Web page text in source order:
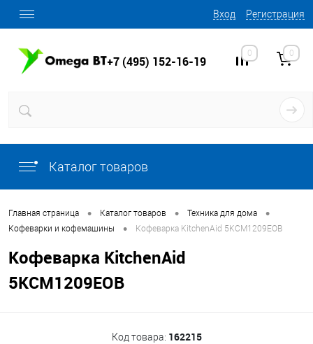
Вход Регистрация
+7 (495) 152-16-19
0 0
Каталог товаров
Главная страница • Каталог товаров • Техника для дома •
Кофеварки и кофемашины • Кофеварка KitchenAid 5KCM1209EOB
Кофеварка KitchenAid
5KCM1209EOB
Код товара: 162215